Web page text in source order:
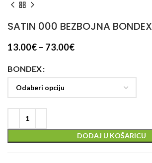
SATIN 000 BEZBOJNA BONDEX
13.00€ – 73.00€
BONDEX
DODAJ U KOŠARICU